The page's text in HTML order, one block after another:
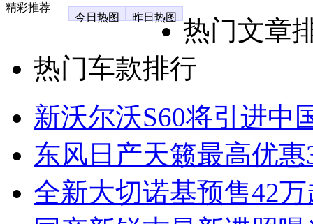
精彩推荐
今日热图
昨日热图
热门文章
热门车款排行
新沃尔沃S60将引进中
东风日产天籁最高优
全新大切诺基预售42